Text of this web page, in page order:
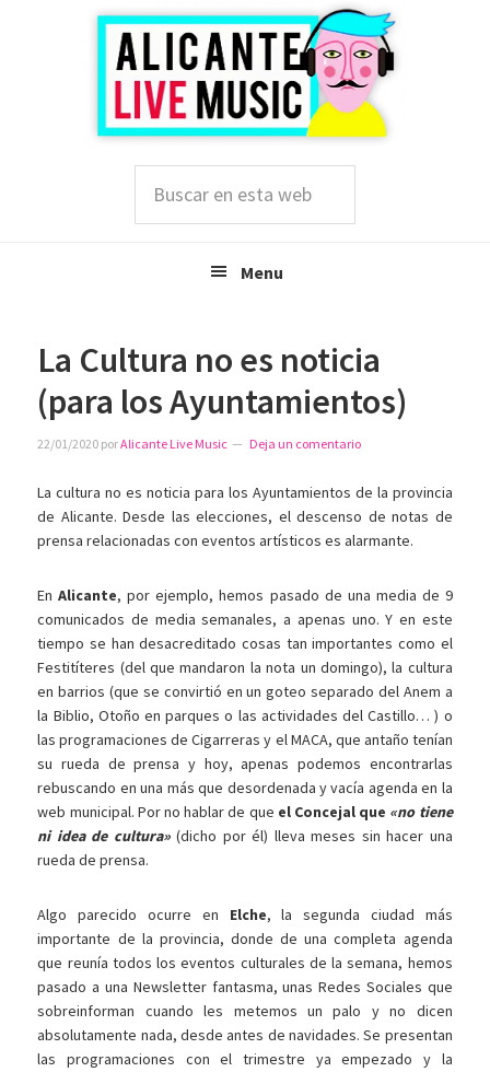
esta
Menu
La Cultura no es noticia
(para los Ayuntamientos)
22/01/2020 porAlicante Live Music Deja un comentario
La cultura no es noticia para los Ayuntamientos de la provincia
de Alicante. Desde las elecciones, el descenso de notas de
prensa relacionadas con eventos artísticos es alarmante.
EnAlicante, por ejemplo, hemos pasado de una media de 9
comunicados de media semanales, a apenas uno. Y en este
tiempo se han desacreditado cosas tan importantes como el
Festitíteres (del que mandaron la nota un domingo), la cultura
en barrios (que se convirtió en un goteo separado del Anem a
la Biblio, Otoño en parques o las actividades del Castillo… ) o
las programaciones de Cigarreras y el MACA, que antaño tenían
su rueda de prensa y hoy, apenas podemos encontrarlas
rebuscando en una más que desordenada y vacía agenda en la
web municipal. Por no hablar de que el Concejal que «no tiene
ni idea de cultura»(dicho por él) lleva meses sin hacer una
rueda de prensa.
Algo parecido ocurre en Elche, la segunda ciudad más
importante de la provincia, donde de una completa agenda
que reunía todos los eventos culturales de la semana, hemos
pasado a una Newsletter fantasma, unas Redes Sociales que
sobreinforman cuando les metemos un palo y no dicen
absolutamente nada, desde antes de navidades. Se presentan
las programaciones con el trimestre ya empezado y la